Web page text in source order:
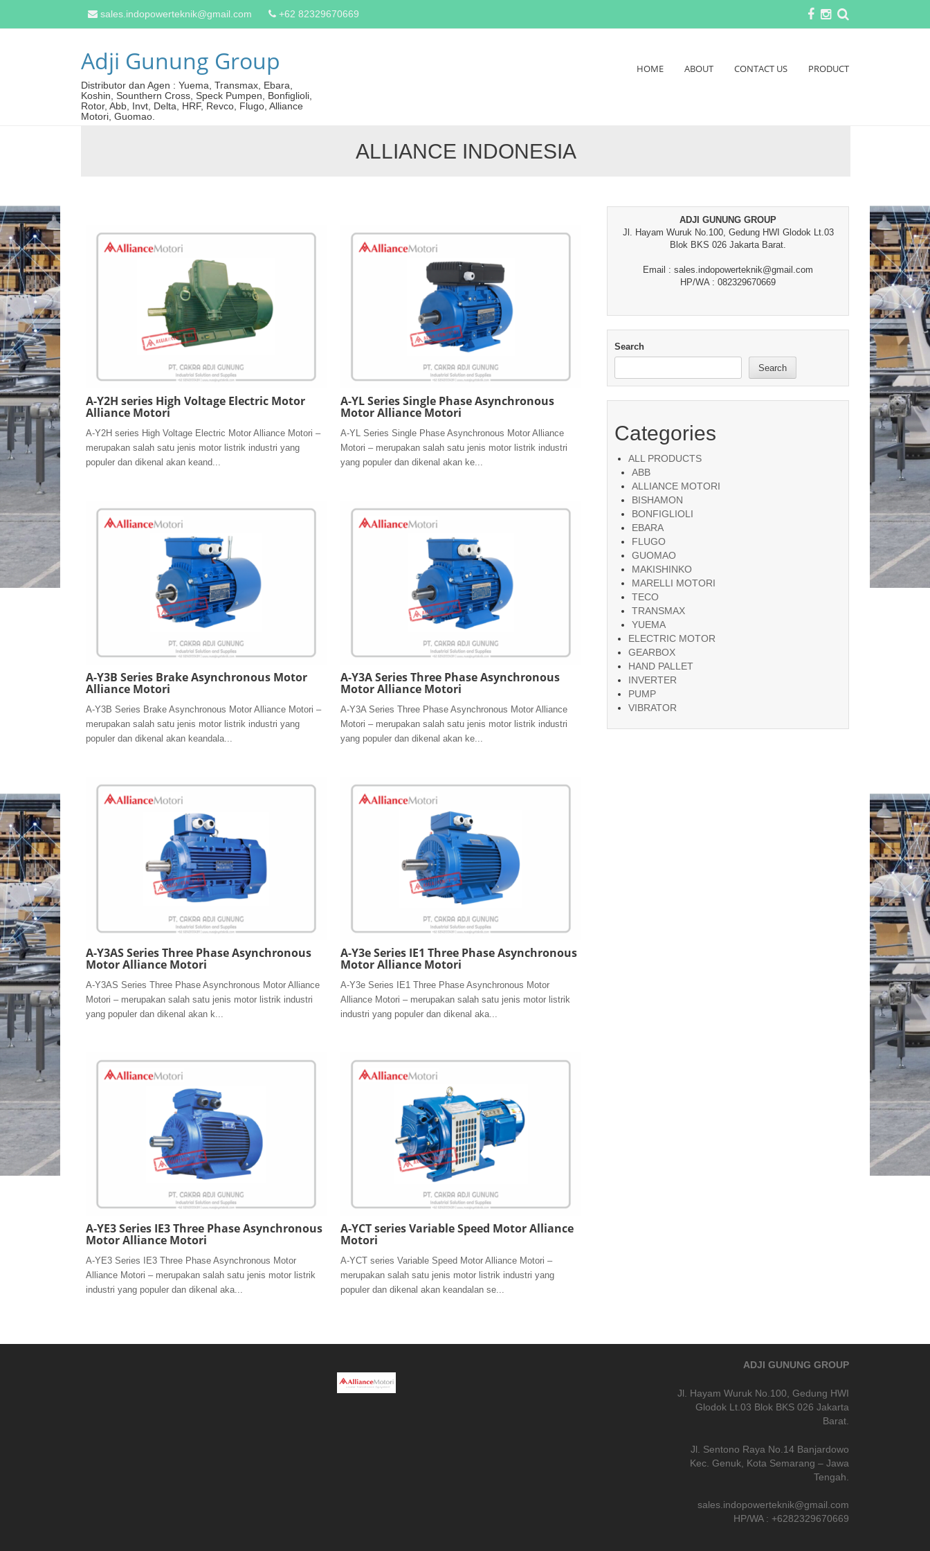
sales.indopowerteknik@gmail.com +62 82329670669
Adji Gunung Group
Distributor dan Agen : Yuema, Transmax, Ebara,
Koshin, Sounthern Cross, Speck Pumpen, Bonfiglioli,
Rotor, Abb, Invt, Delta, HRF, Revco, Flugo, Alliance
Motori, Guomao.
HOME ABOUT CONTACT US PRODUCT
ALLIANCE INDONESIA
A-Y2H series High Voltage Electric Motor
Alliance Motori
A-Y2H series High Voltage Electric Motor Alliance Motori –
merupakan salah satu jenis motor listrik industri yang
populer dan dikenal akan keand...
A-YL Series Single Phase Asynchronous
Motor Alliance Motori
A-YL Series Single Phase Asynchronous Motor Alliance
Motori – merupakan salah satu jenis motor listrik industri
yang populer dan dikenal akan ke...
A-Y3B Series Brake Asynchronous Motor
Alliance Motori
A-Y3B Series Brake Asynchronous Motor Alliance Motori –
merupakan salah satu jenis motor listrik industri yang
populer dan dikenal akan keandala...
A-Y3A Series Three Phase Asynchronous
Motor Alliance Motori
A-Y3A Series Three Phase Asynchronous Motor Alliance
Motori – merupakan salah satu jenis motor listrik industri
yang populer dan dikenal akan ke...
A-Y3AS Series Three Phase Asynchronous
Motor Alliance Motori
A-Y3AS Series Three Phase Asynchronous Motor Alliance
Motori – merupakan salah satu jenis motor listrik industri
yang populer dan dikenal akan k...
A-Y3e Series IE1 Three Phase Asynchronous
Motor Alliance Motori
A-Y3e Series IE1 Three Phase Asynchronous Motor
Alliance Motori – merupakan salah satu jenis motor listrik
industri yang populer dan dikenal aka...
A-YE3 Series IE3 Three Phase Asynchronous
Motor Alliance Motori
A-YE3 Series IE3 Three Phase Asynchronous Motor
Alliance Motori – merupakan salah satu jenis motor listrik
industri yang populer dan dikenal aka...
A-YCT series Variable Speed Motor Alliance
Motori
A-YCT series Variable Speed Motor Alliance Motori –
merupakan salah satu jenis motor listrik industri yang
populer dan dikenal akan keandalan se...
ADJI GUNUNG GROUP
Jl. Hayam Wuruk No.100, Gedung HWI Glodok Lt.03
Blok BKS 026 Jakarta Barat.
Email : sales.indopowerteknik@gmail.com
HP/WA : 082329670669
Search
Search
Categories
ALL PRODUCTS
ABB
ALLIANCE MOTORI
BISHAMON
BONFIGLIOLI
EBARA
FLUGO
GUOMAO
MAKISHINKO
MARELLI MOTORI
TECO
TRANSMAX
YUEMA
ELECTRIC MOTOR
GEARBOX
HAND PALLET
INVERTER
PUMP
VIBRATOR
ADJI GUNUNG GROUP
Jl. Hayam Wuruk No.100, Gedung HWI
Glodok Lt.03 Blok BKS 026 Jakarta
Barat.
Jl. Sentono Raya No.14 Banjardowo
Kec. Genuk, Kota Semarang – Jawa
Tengah.
sales.indopowerteknik@gmail.com
HP/WA : +6282329670669